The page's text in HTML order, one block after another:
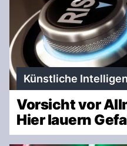
Künstliche
Vorsicht vor
Hier lauern